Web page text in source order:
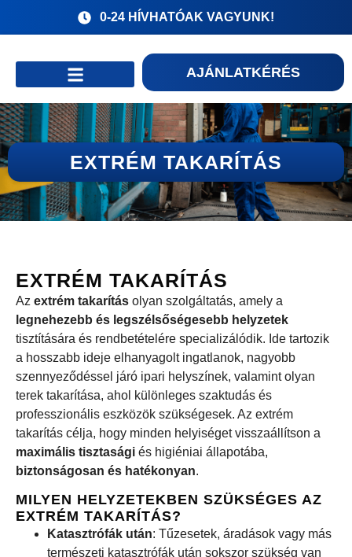
0-24 HÍVHATÓAK VAGYUNK!
AJÁNLATKÉRÉS
EXTRÉM TAKARÍTÁS
EXTRÉM TAKARÍTÁS
Az extrém takarítás olyan szolgáltatás, amely a
legnehezebb és legszélsőségesebb helyzetek
tisztítására és rendbetételére specializálódik. Ide tartozik
a hosszabb ideje elhanyagolt ingatlanok, nagyobb
szennyeződéssel járó ipari helyszínek, valamint olyan
terek takarítása, ahol különleges szaktudás és
professzionális eszközök szükségesek. Az extrém
takarítás célja, hogy minden helyiséget visszaállítson a
maximális tisztasági és higiéniai állapotába,
biztonságosan és hatékonyan.
MILYEN HELYZETEKBEN SZÜKSÉGES AZ
EXTRÉM TAKARÍTÁS?
Katasztrófák után: Tűzesetek, áradások vagy más
természeti katasztrófák után sokszor szükség van